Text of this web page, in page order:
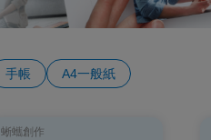
手帳 A4一般紙
蜥蠵創作